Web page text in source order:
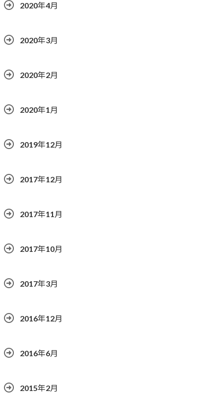
2020年4月
2020年3月
2020年2月
2020年1月
2019年12月
2017年12月
2017年11月
2017年10月
2017年3月
2016年12月
2016年6月
2015年2月